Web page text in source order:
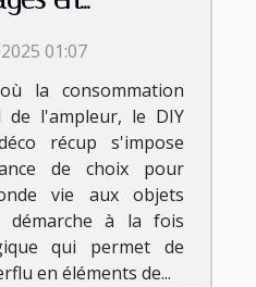
01:07
la consommation
de l'ampleur, le DIY
récup s'impose
de choix pour
vie aux objets
démarche à la fois
qui permet de
en éléments de...